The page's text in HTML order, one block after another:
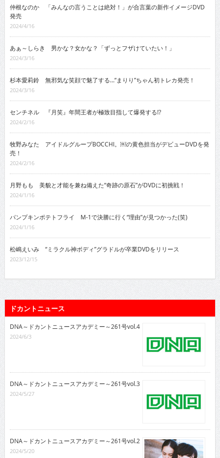
仲根なのか 「みんなの言うことは絶対！」が合言葉の新作イメージDVD
発売
2024/4/16
あぁ～しらき 男かな？女かな？「ずっとフザけていたい！」
2024/3/16
杉本愛莉鈴 無邪気な笑顔で魅了する…“まりり”ちゃん初トレカ発売！
2024/3/16
センチネル 『月笑』年間王者が極致目指して爆発する!?
2024/2/16
牧野みなた アイドルグループBOCCHI。￼の黄色担当がデビューDVDを発
売！
2024/2/16
月野もも 美貌と才能を兼ね備えた“奇跡の原石”がDVDに初挑戦！
2024/1/16
パンプキンポテトフライ M-1で決勝に行く“理由”が見つかった(笑)
2024/1/16
松嶋えいみ “ミラクル神ボディ”グラドルが卒業DVDをリリース
2023/12/15
ドカントニュース
DNA～ドカントニュースアカデミー～261号vol.4
2024/6/3
DNA～ドカントニュースアカデミー～261号vol.3
2024/5/27
DNA～ドカントニュースアカデミー～261号vol.2
2024/5/20